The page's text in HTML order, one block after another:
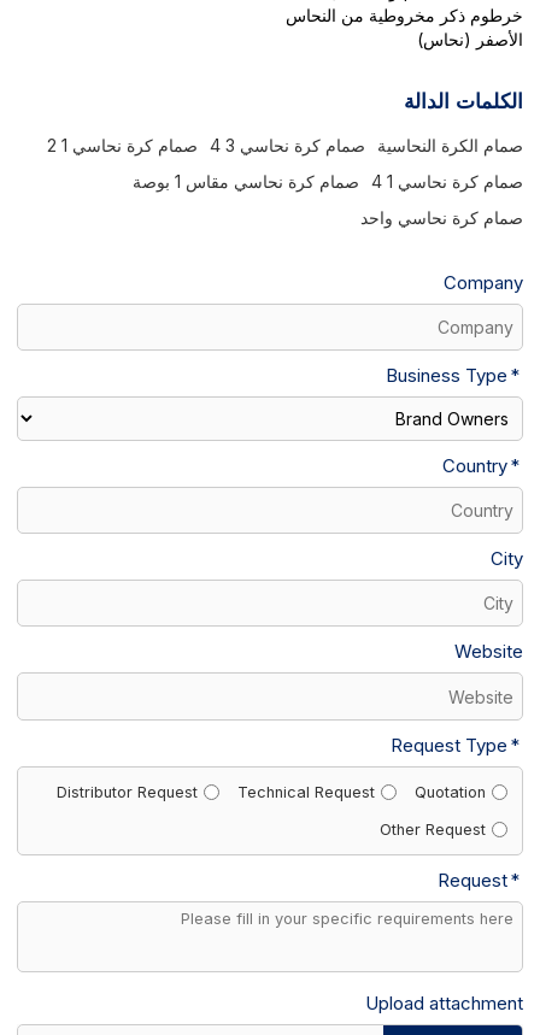
خرطوم ذكر مخروطية من النحاس
الأصفر (نحاس)
الكلمات الدالة
صمام الكرة النحاسية صمام كرة نحاسي 3 4
صمام كرة نحاسي 1 2
صمام كرة نحاسي 1 4
صمام كرة نحاسي مقاس 1 بوصة
صمام كرة نحاسي واحد
Company
Business Type
Country
City
Website
Request Type
Quotation
Technical Request
Distributor Request
Other Request
Request
Upload attachment